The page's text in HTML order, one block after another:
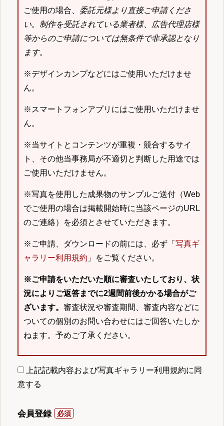
ご使用の場合、 委託元様より直接ご申請くださ
い。 制作を受託されている業者様、広告代理店様
等からのご申請については無条件で非承認となり
ます。
※デザインカンプなどにはご使用いただけませ
ん。
※スマートフォンアプリにはご使用いただけませ
ん。
※当サイトとコンテンツが重複・競合するサイ
ト、その他当事務局が不適切と判断した用途では
ご使用いただけません。
※写真を使用した成果物のサンプルご送付（Web
でご使用の場合は掲載開始時に当該ページのURL
のご連絡）を必須とさせていただきます。
※ご申請、ダウンロードの前には、必ず「 写真ギ
ャラリー利用規約 」をご覧ください。
※ご申請をいただいた順に審査いたしており、状
況によりご返答までに2週間前後かかる場合がご
ざいます。 審査状況や審査期間、審査内容などに
ついての個別のお問い合わせにはご回答いたしか
ねます。予めご了承ください。
上記記載内容および写真ギャラリー利用規約に同
意する
会員登録